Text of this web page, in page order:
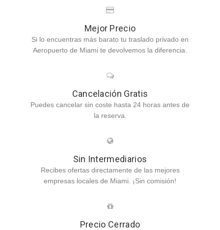
Mejor Precio
Si lo encuentras más barato tu traslado privado en
Aeropuerto de Miami te devolvemos la diferencia.
Cancelación Gratis
Puedes cancelar sin coste hasta 24 horas antes de
la reserva.
Sin Intermediarios
Recibes ofertas directamente de las mejores
empresas locales de Miami. ¡Sin comisión!
Precio Cerrado